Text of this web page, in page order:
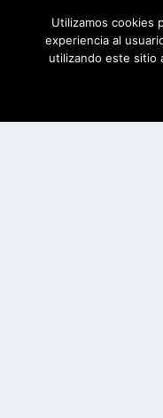
Utilizamos cookies
experiencia al
utilizando este sitio